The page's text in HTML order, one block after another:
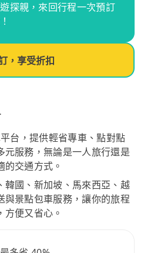
探親，來回行程一次預訂
，享受折扣
台，提供輕省專車、點對點
元服務，無論是一人旅行還是
交通方式。
韓國、新加坡、馬來西亞、越
與景點包車服務，讓你的旅程
便又省心。